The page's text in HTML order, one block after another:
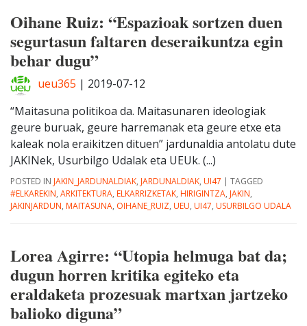
Oihane Ruiz: “Espazioak sortzen duen
segurtasun faltaren deseraikuntza egin
behar dugu”
ueu365 | 2019-07-12
“Maitasuna politikoa da. Maitasunaren ideologiak
geure buruak, geure harremanak eta geure etxe eta
kaleak nola eraikitzen dituen” jardunaldia antolatu dute
JAKINek, Usurbilgo Udalak eta UEUk. (...)
POSTED IN JAKIN_JARDUNALDIAK, JARDUNALDIAK, UI47 | TAGGED
#ELKAREKIN, ARKITEKTURA, ELKARRIZKETAK, HIRIGINTZA, JAKIN,
JAKINJARDUN, MAITASUNA, OIHANE_RUIZ, UEU, UI47, USURBILGO UDALA
Lorea Agirre: “Utopia helmuga bat da;
dugun horren kritika egiteko eta
eraldaketa prozesuak martxan jartzeko
balioko diguna”